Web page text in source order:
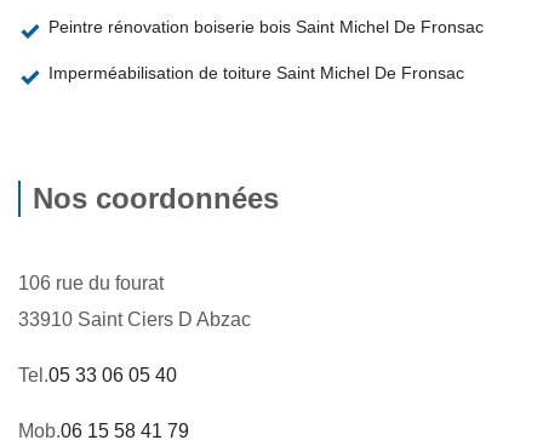
Peintre rénovation boiserie bois Saint Michel De Fronsac
Imperméabilisation de toiture Saint Michel De Fronsac
Nos coordonnées
106 rue du fourat
33910 Saint Ciers D Abzac
Tel.05 33 06 05 40
Mob.06 15 58 41 79